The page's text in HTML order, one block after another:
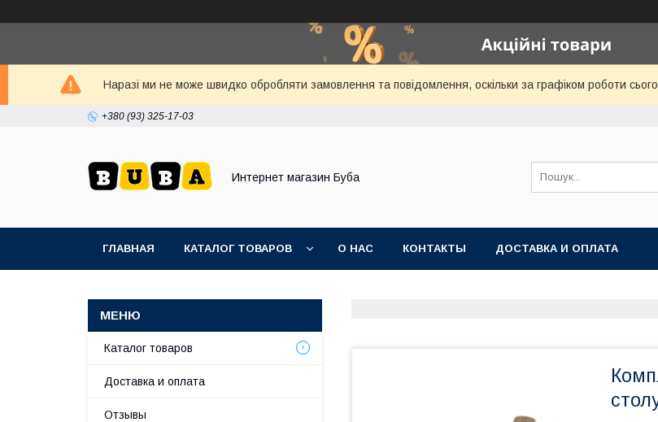
Наразі ми не може швидко обробляти замовлення та повідомлення, оскільки за графіком роботи
+380 (93) 325-17-03
Интернет магазин Буба
ГЛАВНАЯ КАТАЛОГ ТОВАРОВ О НАС КОНТАКТЫ ДОСТАВКА И ОПЛАТА
Каталог товаров
Доставка и оплата
Отзывы